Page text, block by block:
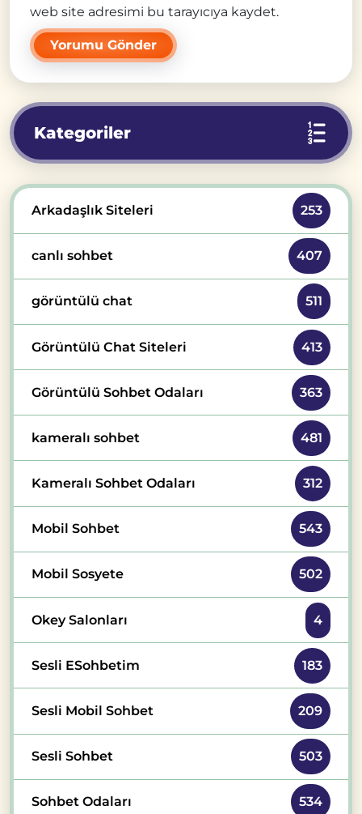
web site adresimi bu tarayıcıya kaydet.
Kategoriler
Arkadaşlık Siteleri 253
canlı sohbet 407
görüntülü chat 511
Görüntülü Chat Siteleri 413
Görüntülü Sohbet Odaları 363
kameralı sohbet 481
Kameralı Sohbet Odaları 312
Mobil Sohbet 543
Mobil Sosyete 502
Okey Salonları 4
Sesli ESohbetim 183
Sesli Mobil Sohbet 209
Sesli Sohbet 503
Sohbet Odaları 534